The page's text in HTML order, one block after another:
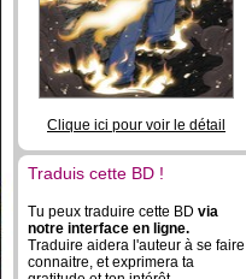
Clique ici pour voir le détail
Traduis cette BD !
Tu peux traduire cette BD via
notre interface en ligne.
Traduire aidera l'auteur à se faire
connaitre, et exprimera ta